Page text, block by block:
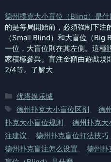
德州撲克大小盲位（Blind）是什
的是每局開始前，必須強制下注
（Small Blind）和大盲位（Big
一位，大盲位則在其左側。這種
家積極參與。盲注金額由遊戲規
2/4等。了解大
分
类
优塔娱乐城
标
签
德州扑克大小盲位区别 德
扑克大小盲位规则
德州扑克大
注建议
德州扑克盲位打法技巧
德州扑克盲注怎么设置
德州扑